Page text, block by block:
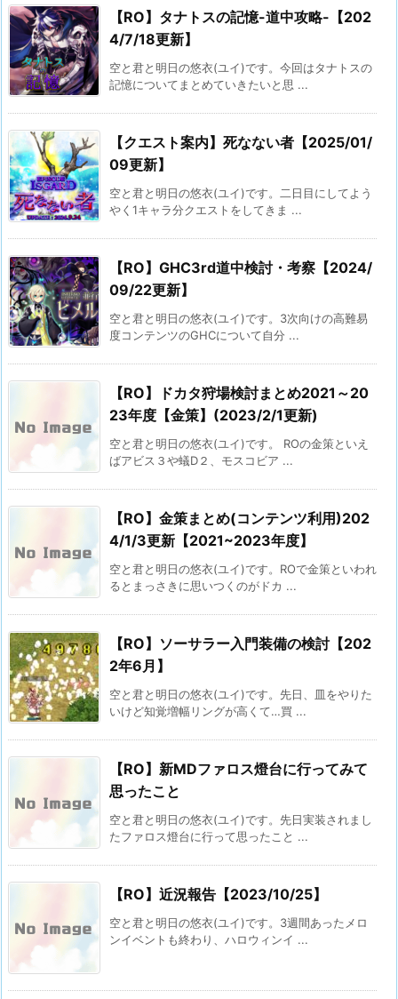
【RO】タナトスの記憶-道中攻略-【202
4/7/18更新】
空と君と明日の悠衣(ユイ)です。今回はタナトスの
記憶についてまとめていきたいと思 ...
【クエスト案内】死なない者【2025/01/
09更新】
空と君と明日の悠衣(ユイ)です。二日目にしてよう
やく1キャラ分クエストをしてきま ...
【RO】GHC3rd道中検討・考察【2024/
09/22更新】
空と君と明日の悠衣(ユイ)です。3次向けの高難易
度コンテンツのGHCについて自分 ...
【RO】ドカタ狩場検討まとめ2021～20
23年度【金策】(2023/2/1更新)
空と君と明日の悠衣(ユイ)です。 ROの金策といえ
ばアビス３や蟻D２、モスコビア ...
【RO】金策まとめ(コンテンツ利用)202
4/1/3更新【2021~2023年度】
空と君と明日の悠衣(ユイ)です。ROで金策といわれ
るとまっさきに思いつくのがドカ ...
【RO】ソーサラー入門装備の検討【202
2年6月】
空と君と明日の悠衣(ユイ)です。先日、皿をやりた
いけど知覚増幅リングが高くて…買 ...
【RO】新MDファロス燈台に行ってみて
思ったこと
空と君と明日の悠衣(ユイ)です。先日実装されまし
たファロス燈台に行って思ったこと ...
【RO】近況報告【2023/10/25】
空と君と明日の悠衣(ユイ)です。3週間あったメロ
ンイベントも終わり、ハロウィンイ ...